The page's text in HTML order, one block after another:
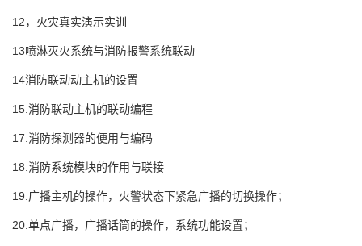
12，火灾真实演示实训
13喷淋灭火系统与消防报警系统联动
14消防联动动主机的设置
15.消防联动主机的联动编程
17.消防探测器的便用与编码
18.消防系统模块的作用与联接
19.广播主机的操作，火警状态下紧急广播的切换操作；
20.单点广播，广播话筒的操作，系统功能设置；